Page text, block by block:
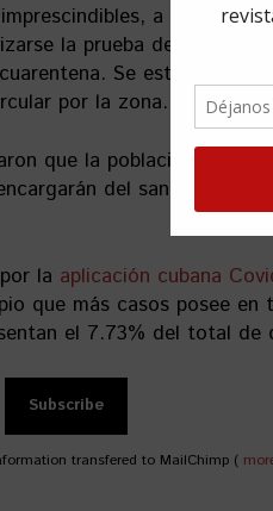
a los que se
la prueba del virus,
Se establecerán
por la zona.
que la población
del saneamiento
la aplicación cubana
que más casos posee
el 7.73% del total de
transfered to MailChimp (